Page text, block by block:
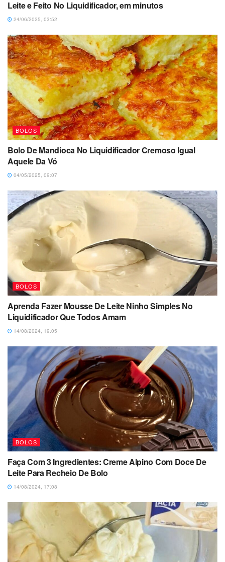
Leite e Feito No Liquidificador, em minutos
24/06/2025, 03:52
BOLOS
Bolo De Mandioca No Liquidificador Cremoso Igual
Aquele Da Vó
04/05/2025, 09:07
BOLOS
Aprenda Fazer Mousse De Leite Ninho Simples No
Liquidificador Que Todos Amam
14/08/2024, 19:05
BOLOS
Faça Com 3 Ingredientes: Creme Alpino Com Doce De
Leite Para Recheio De Bolo
14/08/2024, 17:08